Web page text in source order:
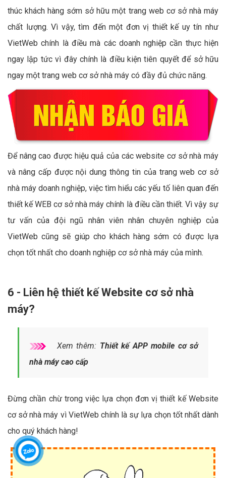
thúc khách hàng sớm sở hữu một trang web cơ sở nhà máy
chất lượng. Vì vậy, tìm đến một đơn vị thiết kế uy tín như
VietWeb chính là điều mà các doanh nghiệp cần thực hiện
ngay lập tức vì đây chính là điều kiện tiên quyết để sở hữu
ngay một trang web cơ sở nhà máy có đầy đủ chức năng.
Để nâng cao được hiệu quả của các website cơ sở nhà máy
và nâng cấp được nội dung thông tin của trang web cơ sở
nhà máy doanh nghiệp, việc tìm hiểu các yếu tố liên quan đến
thiết kế WEB cơ sở nhà máy chính là điều cần thiết. Vì vậy sự
tư vấn của đội ngũ nhân viên nhân chuyên nghiệp của
VietWeb cũng sẽ giúp cho khách hàng sớm có được lựa
chọn tốt nhất cho doanh nghiệp cơ sở nhà máy của mình.
6 - Liên hệ thiết kế Website cơ sở nhà
máy?
Xem thêm: Thiết kế APP mobile cơ sở
nhà máy cao cấp
Đừng chần chừ trong việc lựa chọn đơn vị thiết kế Website
cơ sở nhà máy vì VietWeb chính là sự lựa chọn tốt nhất dành
cho quý khách hàng!